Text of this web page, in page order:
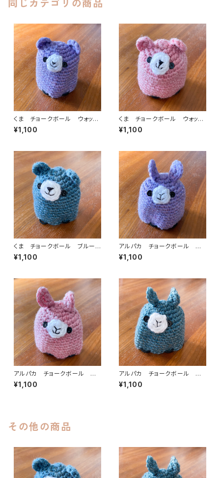
同じカテゴリの商品
くま チョークボール ウォッシ
ュパープル cb-008
¥1,100
くま チョークボール ウォッシ
ュピンク cb-006
¥1,100
くま チョークボール ブルーグ
リーン cb-004
¥1,100
アルパカ チョークボール ウォ
ッシュパープル cb-007
¥1,100
アルパカ チョークボール ウォ
ッシュピンク cb-005
¥1,100
アルパカ チョークボール ブ
ルーグリーン cb-003
¥1,100
その他の商品